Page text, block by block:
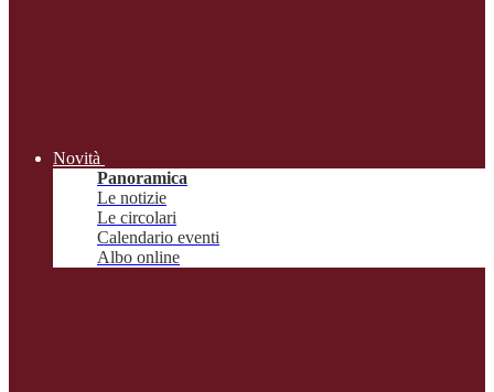
Novità
Panoramica
Le notizie
Le circolari
Calendario eventi
Albo online